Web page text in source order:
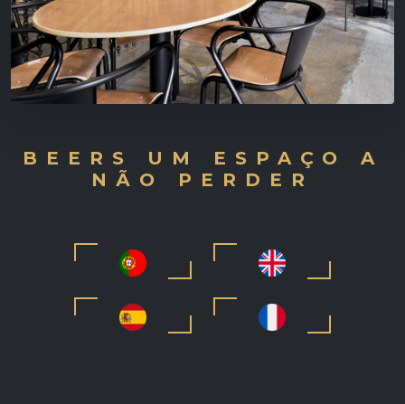
BEERS UM ESPAÇO A
NÃO PERDER